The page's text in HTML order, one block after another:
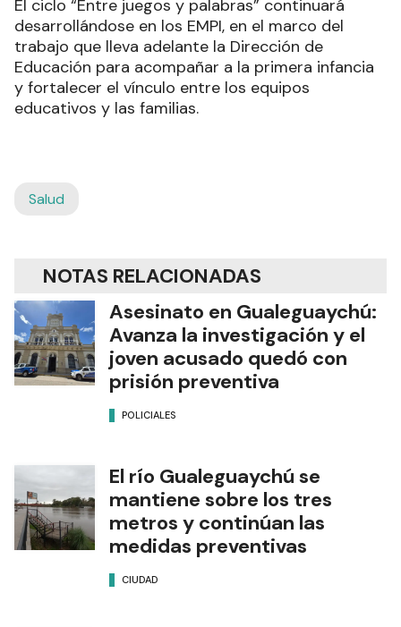
El ciclo “Entre juegos y palabras” continuará
desarrollándose en los EMPI, en el marco del
trabajo que lleva adelante la Dirección de
Educación para acompañar a la primera infancia
y fortalecer el vínculo entre los equipos
educativos y las familias.
Salud
NOTAS RELACIONADAS
Asesinato en Gualeguaychú:
Avanza la investigación y el
joven acusado quedó con
prisión preventiva
POLICIALES
El río Gualeguaychú se
mantiene sobre los tres
metros y continúan las
medidas preventivas
CIUDAD